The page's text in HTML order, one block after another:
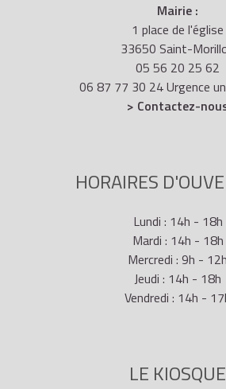
Mairie :
1 place de l'église
33650 Saint-
05 56 20 25 62
06 87 77 30 24 Urgence
> Contactez-
HORAIRES
Lundi : 14h - 18h
Mardi : 14h - 18h
Mercredi : 9h - 12h
Jeudi : 14h - 18h
Vendredi : 14h -
LE KIOSQUE